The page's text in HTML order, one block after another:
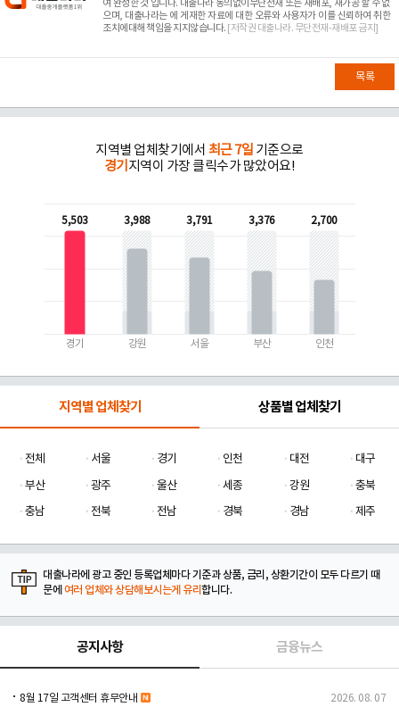
여 완성한 것 입니다. 대출나라 동의없이무단전재 또는 재배포, 재가공 할 수 없
으며, 대출나라는 에 게재한 자료에 대한 오류와 사용자가 이를 신뢰하여 취한
조치에대해 책임을 지지않습니다. [저작권 대출나라. 무단전재-재배포 금지]
목록
지역별 업체찾기에서 최근 7일 기준으로
경기 지역이 가장 클릭수가 많았어요!
5,503
경기
3,988
강원
3,791
서울
3,376
부산
2,700
인천
지역별 업체찾기 상품별 업체찾기
전체 서울 경기 인천 대전
대구
부산
광주 울산 세종 강원
충북
충남
전북 전남 경북 경남 제주
대출나라에 광고 중인 등록업체마다 기준과 상품, 금리, 상환기간이 모두 다르기 때
문에 여러 업체와 상담해보시는게 유리합니다.
공지사항 금융뉴스
8월 17일 고객센터 휴무안내 2026. 08. 07